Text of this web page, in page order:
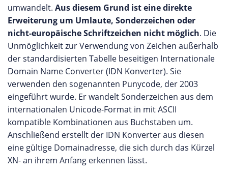
umwandelt. Aus diesem Grund ist eine direkte
Erweiterung um Umlaute, Sonderzeichen oder
nicht-europäische Schriftzeichen nicht möglich. Die
Unmöglichkeit zur Verwendung von Zeichen außerhalb
der standardisierten Tabelle beseitigen Internationale
Domain Name Converter (IDN Konverter). Sie
verwenden den sogenannten Punycode, der 2003
eingeführt wurde. Er wandelt Sonderzeichen aus dem
internationalen Unicode-Format in mit ASCII
kompatible Kombinationen aus Buchstaben um.
Anschließend erstellt der IDN Konverter aus diesen
eine gültige Domainadresse, die sich durch das Kürzel
XN- an ihrem Anfang erkennen lässt.